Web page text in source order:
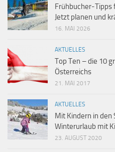
Frühbucher-Tipps
Jetzt planen und
16. MAI 2026
AKTUELLES
Top Ten – die 10
Österreichs
21. MAI 2017
AKTUELLES
Mit Kindern in den
Winterurlaub mit
23. AUGUST 2020